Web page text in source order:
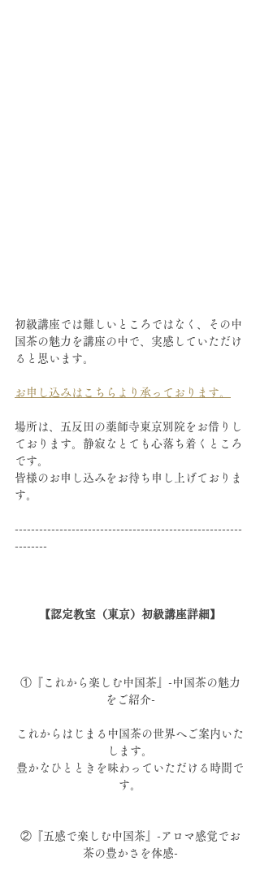
初級講座では難しいところではなく、その中
国茶の魅力を講座の中で、実感していただけ
ると思います。
お申し込みはこちらより承っております。
場所は、五反田の薬師寺東京別院をお借りし
ております。静寂なとても心落ち着くところ
です。
皆様のお申し込みをお待ち申し上げておりま
す。
--------------------------------------------------------
--------
【認定教室（東京）初級講座詳細】
①『これから楽しむ中国茶』-中国茶の魅力
をご紹介-
これからはじまる中国茶の世界へご案内いた
します。
豊かなひとときを味わっていただける時間で
す。
②『五感で楽しむ中国茶』-アロマ感覚でお
茶の豊かさを体感-